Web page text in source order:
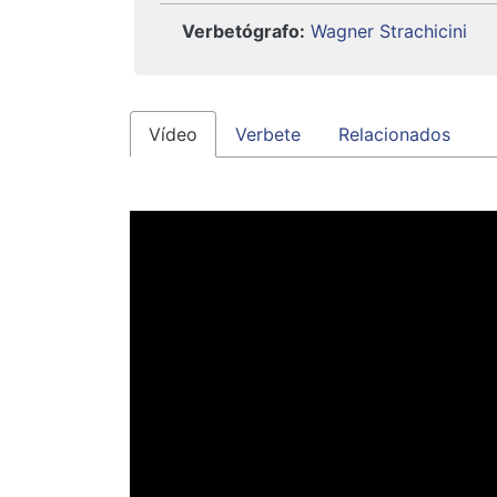
Verbetógrafo: Wagner Strachicini
Vídeo Verbete Relacionados